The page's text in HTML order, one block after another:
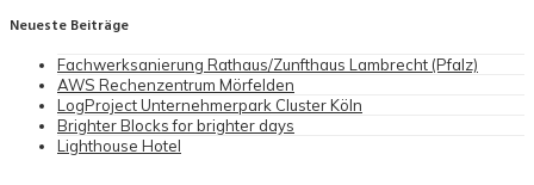
Neueste Beiträge
Fachwerksanierung Rathaus/Zunfthaus Lambrecht (Pfalz)
AWS Rechenzentrum Mörfelden
LogProject Unternehmerpark Cluster Köln
Brighter Blocks for brighter days
Lighthouse Hotel